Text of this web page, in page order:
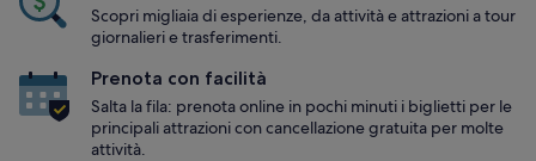
Scopri migliaia di esperienze, da attività e attrazioni a tour
giornalieri e trasferimenti.
Prenota con facilità
Salta la fila: prenota online in pochi minuti i biglietti per le
principali attrazioni con cancellazione gratuita per molte
attività.